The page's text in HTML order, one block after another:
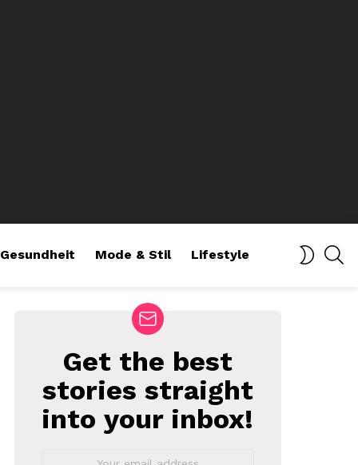
Gesundheit Mode & Stil Lifestyle
SWITCH
NEWSLETTER
Get the best
stories straight
into your inbox!